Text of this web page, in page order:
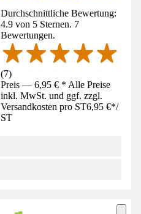
Durchschnittliche Bewertung:
4.9 von 5 Sternen. 7
Bewertungen.
(7)
Preis — 6,95 € * Alle Preise
inkl. MwSt. und ggf. zzgl.
Versandkosten pro ST6,95 €*/
ST